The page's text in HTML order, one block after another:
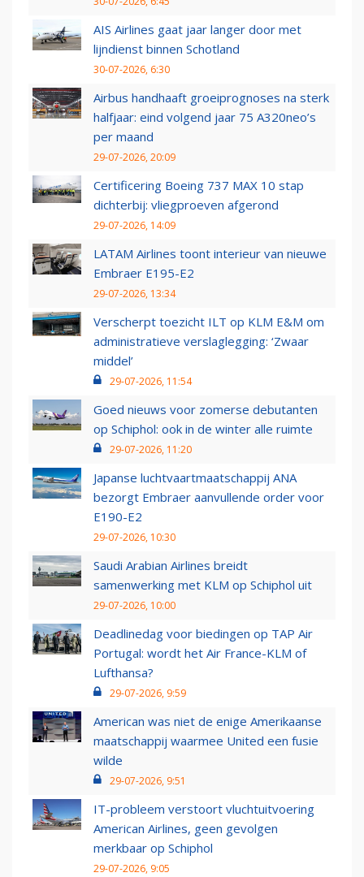
AIS Airlines gaat jaar langer door met
lijndienst binnen Schotland
30-07-2026, 6:30
Airbus handhaaft groeiprognoses na sterk
halfjaar: eind volgend jaar 75 A320neo’s
per maand
29-07-2026, 20:09
Certificering Boeing 737 MAX 10 stap
dichterbij: vliegproeven afgerond
29-07-2026, 14:09
LATAM Airlines toont interieur van nieuwe
Embraer E195-E2
29-07-2026, 13:34
Verscherpt toezicht ILT op KLM E&M om
administratieve verslaglegging: ‘Zwaar
middel’
29-07-2026, 11:54
Goed nieuws voor zomerse debutanten
op Schiphol: ook in de winter alle ruimte
29-07-2026, 11:20
Japanse luchtvaartmaatschappij ANA
bezorgt Embraer aanvullende order voor
E190-E2
29-07-2026, 10:30
Saudi Arabian Airlines breidt
samenwerking met KLM op Schiphol uit
29-07-2026, 10:00
Deadlinedag voor biedingen op TAP Air
Portugal: wordt het Air France-KLM of
Lufthansa?
29-07-2026, 9:59
American was niet de enige Amerikaanse
maatschappij waarmee United een fusie
wilde
29-07-2026, 9:51
IT-probleem verstoort vluchtuitvoering
American Airlines, geen gevolgen
merkbaar op Schiphol
29-07-2026, 9:05